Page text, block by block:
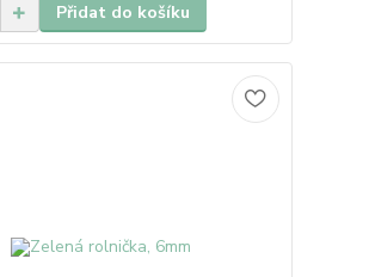
Přidat do košíku